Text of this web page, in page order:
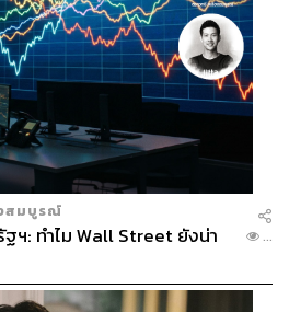
สมบูรณ์
ฯ: ทำไม Wall Street ยังน่า
...